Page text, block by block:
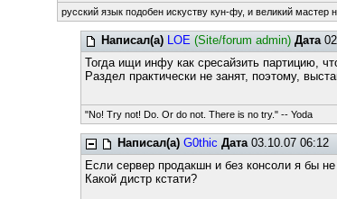
русский язык подобен искуству кун-фу, и великий мастер
Написал(а) LOE (Site/forum admin) Дата
Тогда ищи инфу как сресайзить партицию,
Раздел практически не занят, поэтому,
"No! Try not! Do. Or do not. There is no try." -- Yoda
Написал(а) G0thic Дата03.10.07 06:12
Если сервер продакшн и без консоли я бы
Какой дистр кстати?